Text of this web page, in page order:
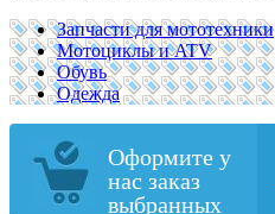
Запчасти для мототехники
Мотоциклы и ATV
Обувь
Одежда
Оформите у
нас заказ
выбранных